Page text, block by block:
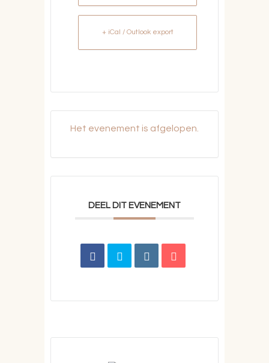
+ iCal / Outlook export
Het evenement is afgelopen.
DEEL DIT EVENEMENT